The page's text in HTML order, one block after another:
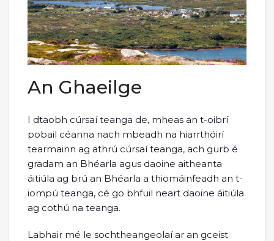
An Ghaeilge
I dtaobh cúrsaí teanga de, mheas an t-oibrí
pobail céanna nach mbeadh na hiarrthóirí
tearmainn ag athrú cúrsaí teanga, ach gurb é
gradam an Bhéarla agus daoine aitheanta
áitiúla ag brú an Bhéarla a thiomáinfeadh an t-
iompú teanga, cé go bhfuil neart daoine áitiúla
ag cothú na teanga.
Labhair mé le sochtheangeolaí ar an gceist